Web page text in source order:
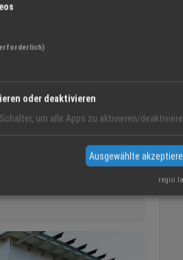
oder deaktivieren
um alle Apps zu aktivieren/
Ausgewählte